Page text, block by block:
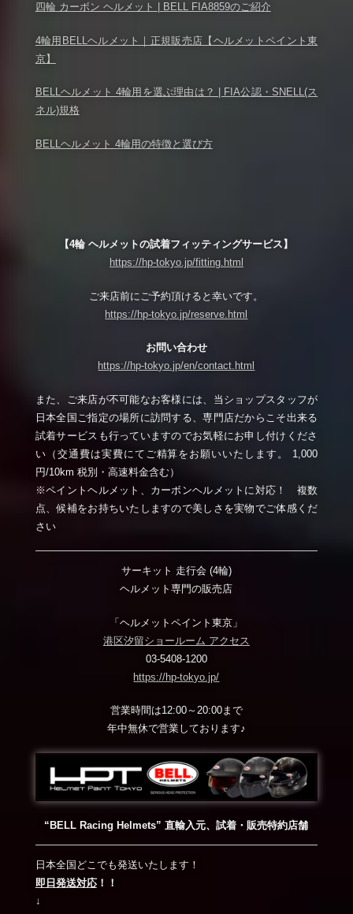
四輪 カーボン ヘルメット | BELL FIA8859のご紹介
4輪用BELLヘルメット｜正規販売店【ヘルメットペイント東
京】
BELLヘルメット 4輪用を選ぶ理由は？ | FIA公認・SNELL(ス
ネル)規格
BELLヘルメット 4輪用の特徴と選び方
【4輪 ヘルメットの試着フィッティングサービス】
https://hp-tokyo.jp/fitting.html
ご来店前にご予約頂けると幸いです。
https://hp-tokyo.jp/reserve.html
お問い合わせ
https://hp-tokyo.jp/en/contact.html
また、ご来店が不可能なお客様には、当ショップスタッフが
日本全国ご指定の場所に訪問する、専門店だからこそ出来る
試着サービスも行っていますのでお気軽にお申し付けくださ
い（交通費は実費にてご精算をお願いいたします。 1,000
円/10km 税別・高速料金含む）
※ペイントヘルメット、カーボンヘルメットに対応！ 複数
点、候補をお持ちいたしますので美しさを実物でご体感くだ
さい
サーキット 走行会 (4輪)
ヘルメット専門の販売店
「ヘルメットペイント東京」
港区汐留ショールーム アクセス
03-5408-1200
https://hp-tokyo.jp/
営業時間は12:00～20:00まで
年中無休で営業しております♪
“BELL Racing Helmets” 直輸入元、試着・販売特約店舗
日本全国どこでも発送いたします！
即日発送対応！！
↓